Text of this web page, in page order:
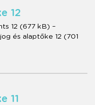
12
12 (677 kB) –
és alaptőke 12 (701
11